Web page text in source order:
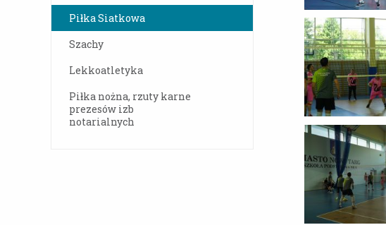
Piłka Siatkowa
Szachy
Lekkoatletyka
Piłka nożna, rzuty karne
prezesów izb
notarialnych